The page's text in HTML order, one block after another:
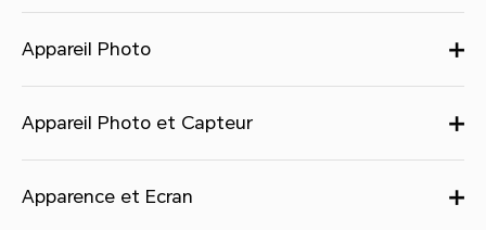
Appareil Photo
Appareil Photo et Capteur
Apparence et Ecran